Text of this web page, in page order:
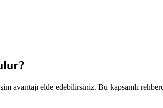
elde edebilirsiniz. Bu kapsamlı